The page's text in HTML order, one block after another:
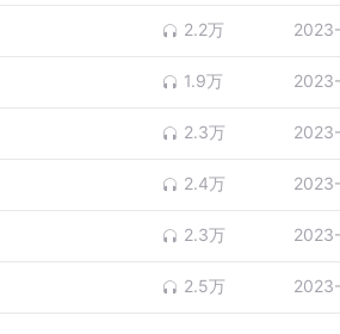
2.2万
1.9万
2.3万
2.4万
2.3万
2.5万